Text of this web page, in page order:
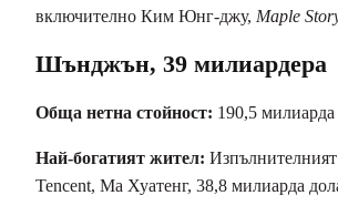
включително Ким Юнг-джу, Maple
Шънджън, 39 милиардера
Обща нетна стойност: 190,5 милиарда
Най-богатият жител:
Tencent, Ма Хуатенг, 38,8 милиарда